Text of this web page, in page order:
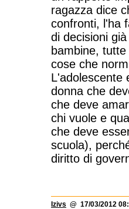
ragazza dice
confronti, l'ha
di decisioni
bambine,
cose che
L'adolescente
donna che
che deve
chi vuole e
che deve
scuola),
diritto di
Izivs @ 17/03/2012